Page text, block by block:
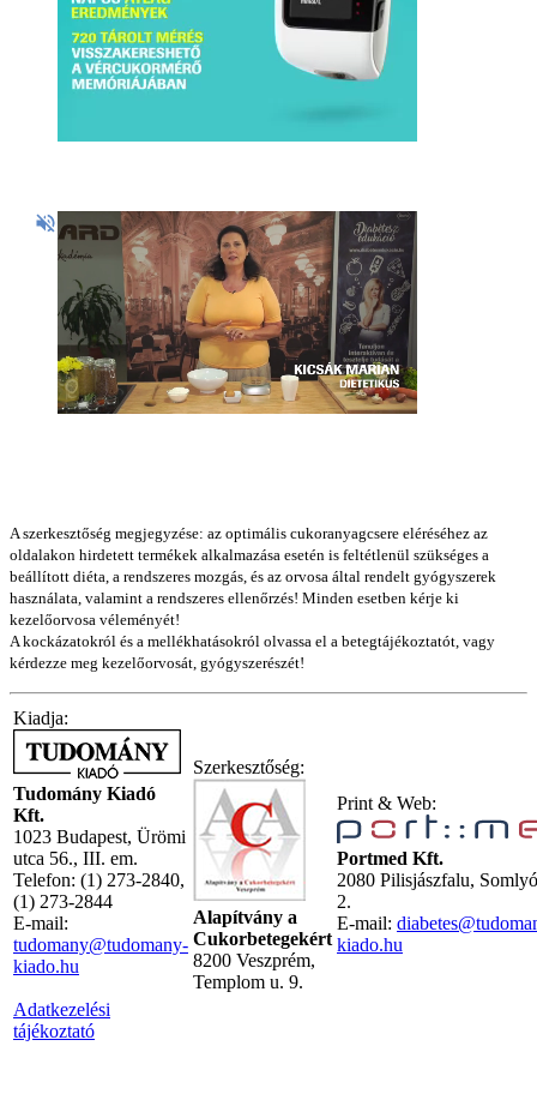
A szerkesztőség megjegyzése: az optimális cukoranyagcsere eléréséhez az
oldalakon hirdetett termékek alkalmazása esetén is feltétlenül szükséges a
beállított diéta, a rendszeres mozgás, és az orvosa által rendelt gyógyszerek
használata, valamint a rendszeres ellenőrzés! Minden esetben kérje ki
kezelőorvosa véleményét!
A kockázatokról és a mellékhatásokról olvassa el a betegtájékoztatót, vagy
kérdezze meg kezelőorvosát, gyógyszerészét!
Kiadja:
Tudomány Kiadó
Kft.
1023 Budapest, Ürömi
utca 56., III. em.
Telefon: (1) 273-2840,
(1) 273-2844
E-mail:
tudomany@tudomany-
kiado.hu
Adatkezelési
tájékoztató
Szerkesztőség:
Alapítvány a
Cukorbetegekért
8200 Veszprém,
Templom u. 9.
Print & Web:
Portmed Kft.
2080 Pilisjászfalu,
2.
E-mail:
kiado.hu